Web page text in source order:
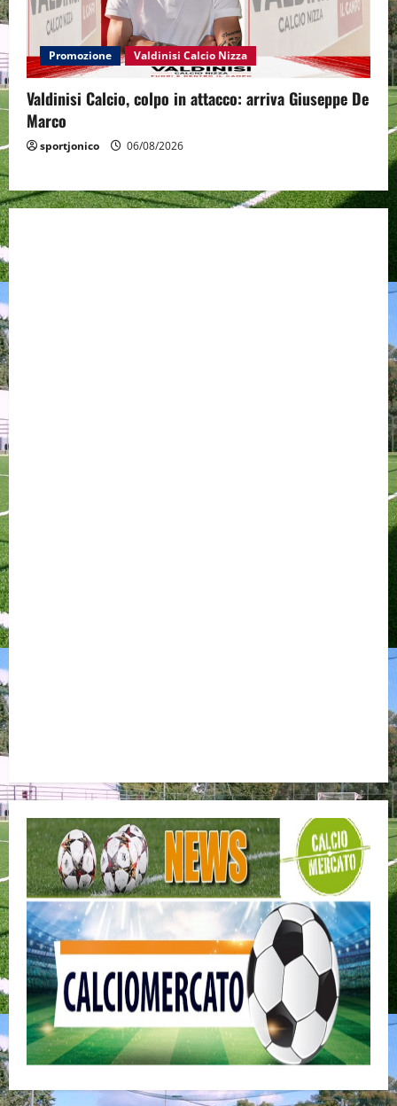
Promozione Valdinisi Calcio Nizza
Valdinisi Calcio, colpo in attacco: arriva Giuseppe De
Marco
sportjonico 06/08/2026